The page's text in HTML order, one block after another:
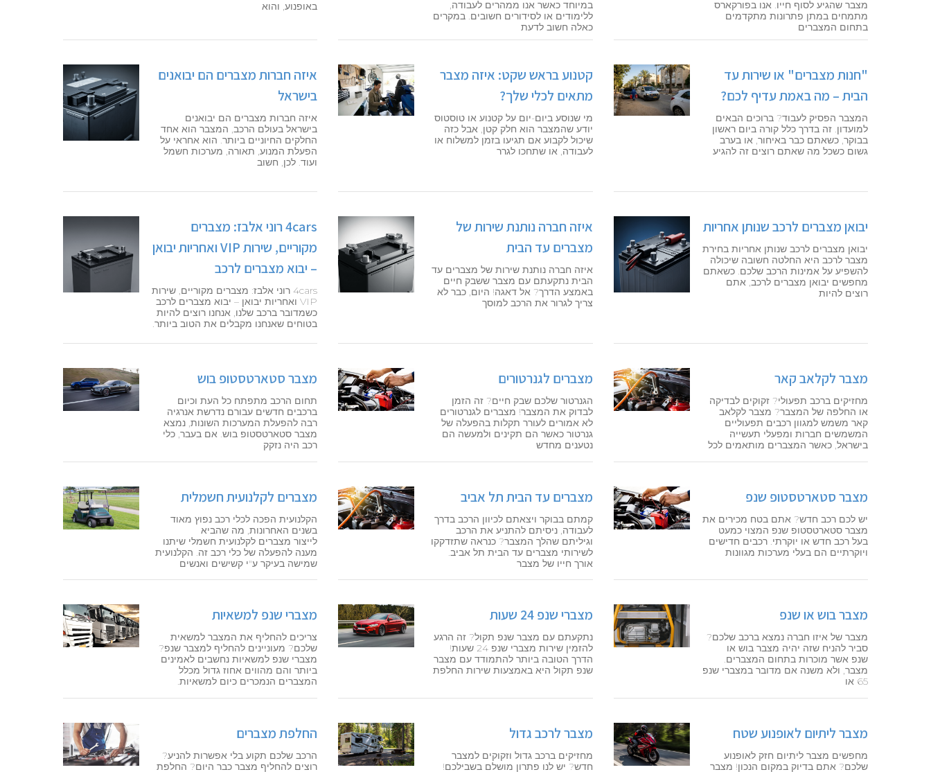
מצבר שהגיע לסוף חייו. אנו בפורקארס
מתמחים במתן פתרונות מתקדמים
בתחום המצברים
במיוחד כאשר אנו ממהרים לעבודה,
ללימודים או לסידורים חשובים. במקרים
כאלה חשוב לדעת
באופנוע, והוא
"חנות מצברים" או שירות עד
הבית – מה באמת עדיף לכם?
המצבר הפסיק לעבוד? ברוכים הבאים
למועדון. זה בדרך כלל קורה ביום ראשון
בבוקר, כשאתם כבר באיחור, או בערב
גשום כשכל מה שאתם רוצים זה להגיע
קטנוע בראש שקט: איזה מצבר
מתאים לכלי שלך?
מי שנוסע ביום-יום על קטנוע או טוסטוס
יודע שהמצבר הוא חלק קטן, אבל כזה
שיכול לקבוע אם תגיעו בזמן למשלוח או
לעבודה, או שתחכו לגרר
איזה חברות מצברים הם יבואנים
בישראל
איזה חברות מצברים הם יבואנים
בישראל בעולם הרכב, המצבר הוא אחד
החלקים החיוניים ביותר. הוא אחראי על
הפעלת המנוע, תאורה, מערכות חשמל
ועוד. לכן, חשוב
יבואן מצברים לרכב שנותן אחריות
יבואן מצברים לרכב שנותן אחריות בחירת
מצבר לרכב היא החלטה חשובה שיכולה
להשפיע על אמינות הרכב שלכם. כשאתם
מחפשים יבואן מצברים לרכב, אתם
רוצים להיות
איזה חברה נותנת שירות של
מצברים עד הבית
איזה חברה נותנת שירות של מצברים עד
הבית נתקעתם עם מצבר ששבק חיים
באמצע הדרך? אל דאגה! היום, כבר לא
צריך לגרור את הרכב למוסך
4cars רוני אלבז: מצברים
מקוריים, שירות VIP ואחריות יבואן
– יבוא מצברים לרכב
4cars רוני אלבז: מצברים מקוריים, שירות
VIP ואחריות יבואן – יבוא מצברים לרכב
כשמדובר ברכב שלנו, אנחנו רוצים להיות
בטוחים שאנחנו מקבלים את הטוב ביותר.
מצבר לקלאב קאר
מחזיקים ברכב תפעולי? זקוקים לבדיקה
או החלפה של המצבר? מצבר לקלאב
קאר משמש למגוון רכבים תפעוליים
המשמשים חברות ומפעלי תעשייה
בישראל, כאשר המצברים מותאמים לכל
מצברים לגנרטורים
הגנרטור שלכם שבק חיים? זה הזמן
לבדוק את המצבר! מצברים לגנרטורים
לא אמורים לעורר תקלות בהפעלה של
גנרטור כאשר הם תקינים ולמעשה הם
נטענים מחדש
מצבר סטארטסטופ בוש
תחום הרכב מתפתח כל העת וכיום
ברכבים חדשים עבורם נדרשת אנרגיה
רבה להפעלת המערכות השונות, נמצא
מצבר סטארטסטופ בוש. אם בעבר, כלי
רכב היה נזקק
מצבר סטארטסטופ שנפ
יש לכם רכב חדש? אתם בטח מכירים את
מצבר סטארטסטופ שנפ המצוי כמעט
בעל רכב חדש או יוקרתי. רכבים חדישים
ויוקרתיים הם בעלי מערכות מגוונות
מצברים עד הבית תל אביב
קמתם בבוקר ויצאתם לכיוון הרכב בדרך
לעבודה, ניסיתם להתניע את הרכב
וגיליתם שהלך המצבר? כנראה שתזדקקו
לשירותי מצברים עד הבית תל אביב.
אורך חייו של מצבר
מצברים לקלנועית חשמלית
הקלנועית הפכה לכלי רכב נפוץ מאוד
בשנים האחרונות, מה שהביא
לייצור מצברים לקלנועית חשמלי שיתנו
מענה להפעלה של כלי רכב זה. הקלנועית
שמישה בעיקר ע"י קשישים ואנשים
מצבר בוש או שנפ
מצבר של איזו חברה נמצא ברכב שלכם?
סביר להניח שזה יהיה מצבר בוש או
שנפ אשר מוכרות בתחום המצברים.
מצבר, ולא משנה אם מדובר במצברי שנפ
65 או
מצברי שנפ 24 שעות
נתקעתם עם מצבר שנפ תקול? זה הרגע
להזמין שירות מצברי שנפ 24 שעות!
הדרך הטובה ביותר להתמודד עם מצבר
שנפ תקול היא באמצעות שירות החלפת
מצברי שנפ למשאיות
צריכים להחליף את המצבר למשאית
שלכם? מעוניינים להחליף למצבר שנפ?
מצברי שנפ למשאיות נחשבים לאמינים
ביותר והם מהווים אחוז גדול מכלל
המצברים הנמכרים כיום למשאיות.
מצבר ליתיום לאופנוע שטח
מחפשים מצבר ליתיום חזק לאופנוע
שלכם? אתם בדיוק במקום הנכון! מצבר
מצבר לרכב גדול
מחזיקים ברכב גדול וזקוקים למצבר
חדש? יש לנו פתרון מושלם בשבילכם!
החלפת מצברים
הרכב שלכם תקוע בלי אפשרות להניע?
רוצים להחליף מצבר כבר היום? החלפת